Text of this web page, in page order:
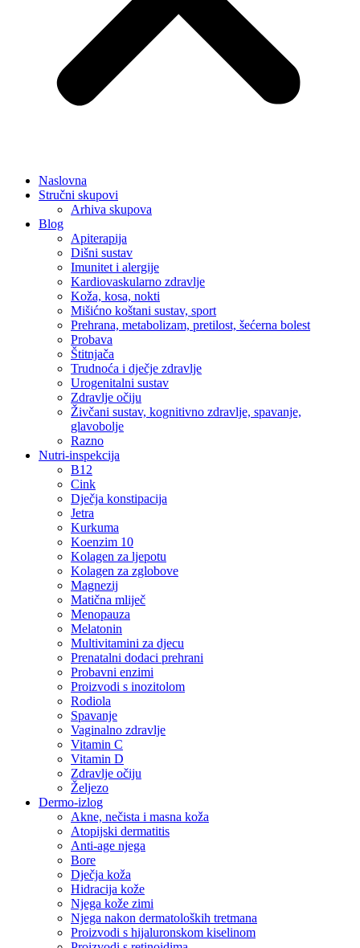
Naslovna
Stručni skupovi
Arhiva skupova
Blog
Apiterapija
Dišni sustav
Imunitet i alergije
Kardiovaskularno zdravlje
Koža, kosa, nokti
Mišićno koštani sustav, sport
Prehrana, metabolizam, pretilost, šećerna bolest
Probava
Štitnjača
Trudnoća i dječje zdravlje
Urogenitalni sustav
Zdravlje očiju
Živčani sustav, kognitivno zdravlje, spavanje,
glavobolje
Razno
Nutri-inspekcija
B12
Cink
Dječja konstipacija
Jetra
Kurkuma
Koenzim 10
Kolagen za ljepotu
Kolagen za zglobove
Magnezij
Matična mliječ
Menopauza
Melatonin
Multivitamini za djecu
Prenatalni dodaci prehrani
Probavni enzimi
Proizvodi s inozitolom
Rodiola
Spavanje
Vaginalno zdravlje
Vitamin C
Vitamin D
Zdravlje očiju
Željezo
Dermo-izlog
Akne, nečista i masna koža
Atopijski dermatitis
Anti-age njega
Bore
Dječja koža
Hidracija kože
Njega kože zimi
Njega nakon dermatoloških tretmana
Proizvodi s hijaluronskom kiselinom